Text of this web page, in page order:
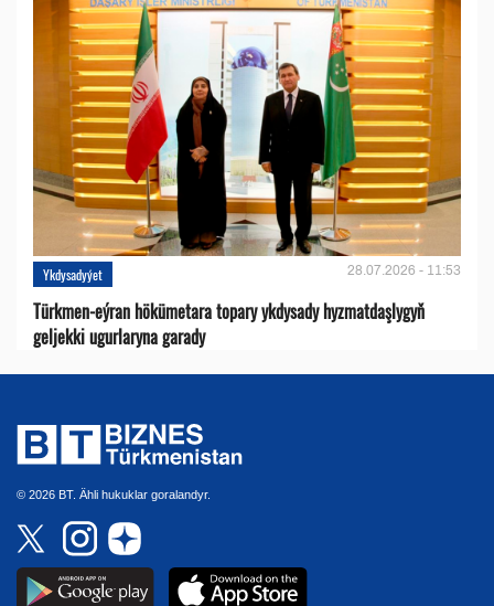
Ykdysadyýet 28.07.2026 - 11:53
Türkmen-eýran hökümetara topary ykdysady hyzmatdaşlygyň
geljekki ugurlaryna garady
© 2026 BT. Ähli hukuklar goralandyr.